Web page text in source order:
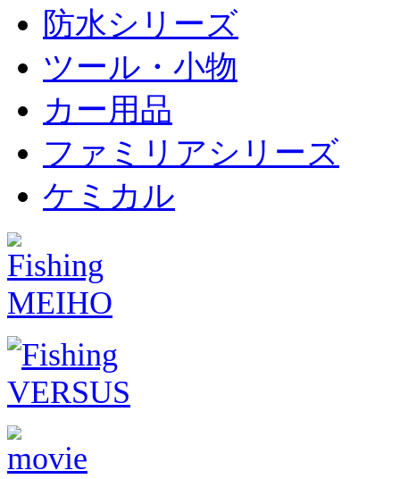
防水シリーズ
ツール・小物
カー用品
ファミリアシリーズ
ケミカル